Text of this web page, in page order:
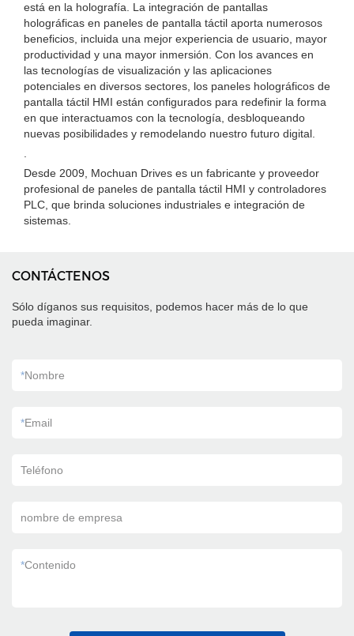
está en la holografía. La integración de pantallas
holográficas en paneles de pantalla táctil aporta numerosos
beneficios, incluida una mejor experiencia de usuario, mayor
productividad y una mayor inmersión. Con los avances en
las tecnologías de visualización y las aplicaciones
potenciales en diversos sectores, los paneles holográficos de
pantalla táctil HMI están configurados para redefinir la forma
en que interactuamos con la tecnología, desbloqueando
nuevas posibilidades y remodelando nuestro futuro digital.
Desde 2009, Mochuan Drives es un fabricante y proveedor
profesional de paneles de pantalla táctil HMI y controladores
PLC, que brinda soluciones industriales e integración de
sistemas.
CONTÁCTENOS
Sólo díganos sus requisitos, podemos hacer más de lo que
pueda imaginar.
*Nombre
*Email
Teléfono
nombre de empresa
*Contenido